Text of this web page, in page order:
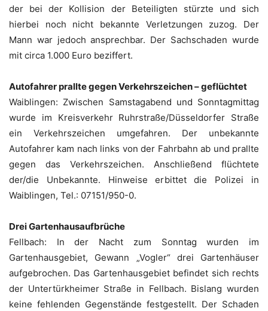
der bei der Kollision der Beteiligten stürzte und sich
hierbei noch nicht bekannte Verletzungen zuzog. Der
Mann war jedoch ansprechbar. Der Sachschaden wurde
mit circa 1.000 Euro beziffert.
Autofahrer prallte gegen Verkehrszeichen – geflüchtet
Waiblingen: Zwischen Samstagabend und Sonntagmittag
wurde im Kreisverkehr Ruhrstraße/Düsseldorfer Straße
ein Verkehrszeichen umgefahren. Der unbekannte
Autofahrer kam nach links von der Fahrbahn ab und prallte
gegen das Verkehrszeichen. Anschließend flüchtete
der/die Unbekannte. Hinweise erbittet die Polizei in
Waiblingen, Tel.: 07151/950-0.
Drei Gartenhausaufbrüche
Fellbach: In der Nacht zum Sonntag wurden im
Gartenhausgebiet, Gewann „Vogler“ drei Gartenhäuser
aufgebrochen. Das Gartenhausgebiet befindet sich rechts
der Untertürkheimer Straße in Fellbach. Bislang wurden
keine fehlenden Gegenstände festgestellt. Der Schaden